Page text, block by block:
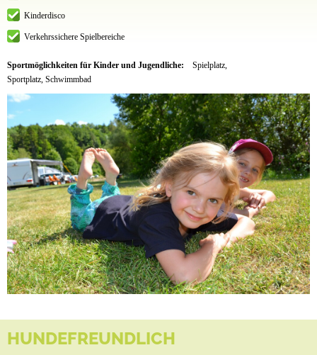
Kinderdisco
Verkehrssichere Spielbereiche
Sportmöglichkeiten für Kinder und Jugendliche:
Spielplatz,
Sportplatz, Schwimmbad
HUNDEFREUNDLICH